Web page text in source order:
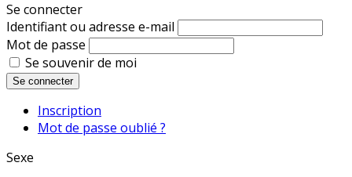
Se connecter
Identifiant ou adresse e-mail
Mot de passe
Se souvenir de moi
Se connecter
Inscription
Mot de passe oublié ?
Sexe